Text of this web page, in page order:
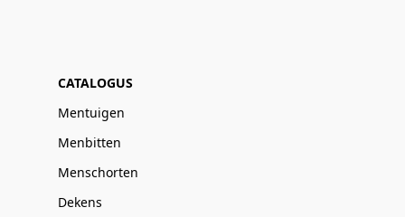
CATALOGUS
Mentuigen
Menbitten
Menschorten
Dekens